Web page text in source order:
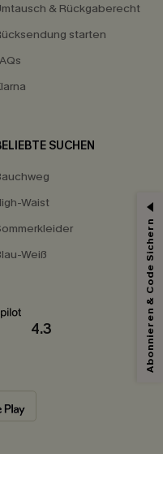
& Rückgaberecht
starten
SUCHEN
Waist
Weiß
4.3 Abonnieren & Code Sichern